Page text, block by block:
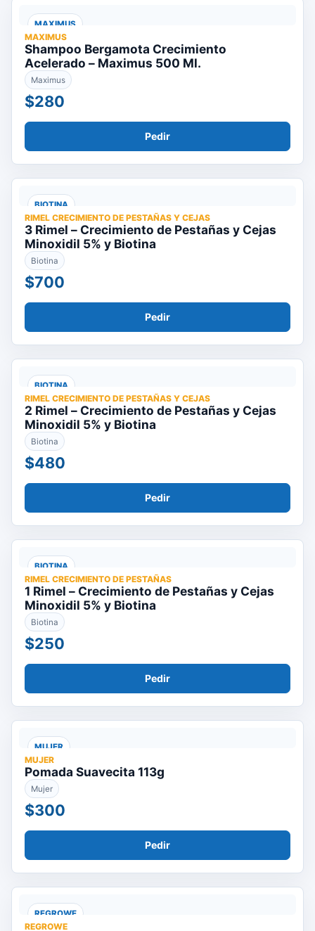
MAXIMUS
MAXIMUS
Shampoo Bergamota Crecimiento
Acelerado – Maximus 500 Ml.
Maximus
$280
Pedir
BIOTINA
RIMEL CRECIMIENTO DE PESTAÑAS Y CEJAS
3 Rimel – Crecimiento de Pestañas y Cejas
Minoxidil 5% y Biotina
Biotina
$700
Pedir
BIOTINA
RIMEL CRECIMIENTO DE PESTAÑAS Y CEJAS
2 Rimel – Crecimiento de Pestañas y Cejas
Minoxidil 5% y Biotina
Biotina
$480
Pedir
BIOTINA
RIMEL CRECIMIENTO DE PESTAÑAS
1 Rimel – Crecimiento de Pestañas y Cejas
Minoxidil 5% y Biotina
Biotina
$250
Pedir
MUJER
MUJER
Pomada Suavecita 113g
Mujer
$300
Pedir
REGROWE
REGROWE